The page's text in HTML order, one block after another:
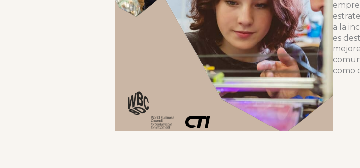
a la
es
como